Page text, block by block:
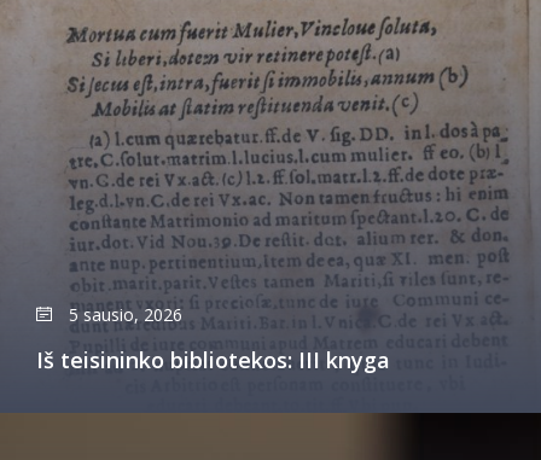
5 sausio, 2026
Iš teisininko bibliotekos: III knyga